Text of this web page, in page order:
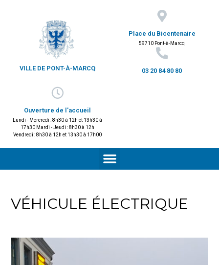
VILLE DE PONT-À-MARCQ
Place du Bicentenaire
59710 Pont-à-Marcq
03 20 84 80 80
Ouverture de l'accueil
Lundi - Mercredi : 8h30 à 12h et 13h30 à
17h30 Mardi - Jeudi : 8h30 à 12h
Vendredi : 8h30 à 12h et 13h30 à 17h00
VÉHICULE ÉLECTRIQUE